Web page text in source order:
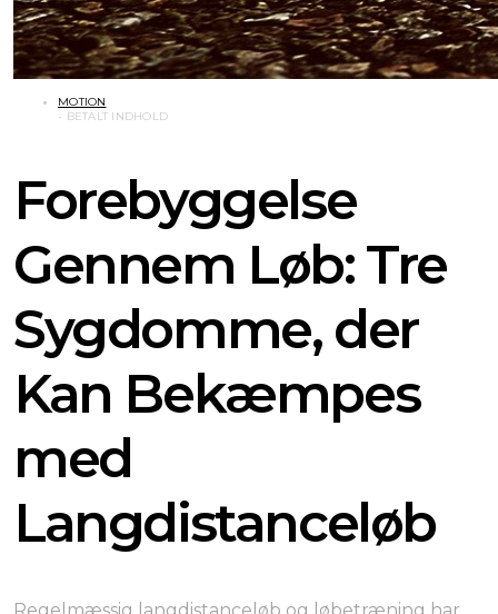
MOTION
Forebyggelse
Gennem Løb: Tre
Sygdomme, der
Kan Bekæmpes
med
Langdistanceløb
Regelmæssig langdistanceløb og løbetræning har